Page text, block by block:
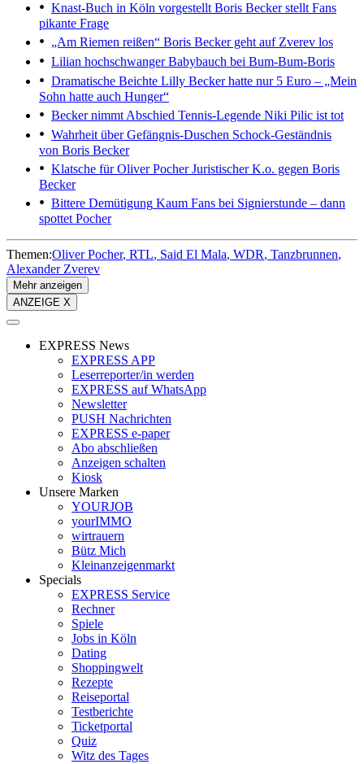
Knast-Buch in Köln vorgestellt Boris Becker stellt Fans
pikante Frage
„Am Riemen reißen“ Boris Becker geht auf Zverev los
Lilian hochschwangerBabybauch bei Bum-Bum-Boris
Dramatische Beichte Lilly Becker hatte nur 5 Euro – „Mein
Sohn hatte auch Hunger“
Becker nimmt Abschied Tennis-Legende Niki Pilic ist tot
Wahrheit über Gefängnis-Duschen Schock-Geständnis
von Boris Becker
Klatsche für Oliver PocherJuristischer K.o. gegen Boris
Becker
Bittere Demütigung Kaum Fans bei Signierstunde – dann
spottet Pocher
Themen:Oliver Pocher RTL Said El Mala WDR Tanzbrunnen
Alexander Zverev
Mehr anzeigen
ANZEIGE X
EXPRESS News
EXPRESS APP
Leserreporter/in werden
EXPRESS auf WhatsApp
Newsletter
PUSH Nachrichten
EXPRESS e-paper
Abo abschließen
Anzeigen schalten
Kiosk
Unsere Marken
YOURJOB
yourIMMO
wirtrauern
Bütz Mich
Kleinanzeigenmarkt
Specials
EXPRESS Service
Rechner
Spiele
Jobs in Köln
Dating
Shoppingwelt
Rezepte
Reiseportal
Testberichte
Ticketportal
Quiz
Witz des Tages